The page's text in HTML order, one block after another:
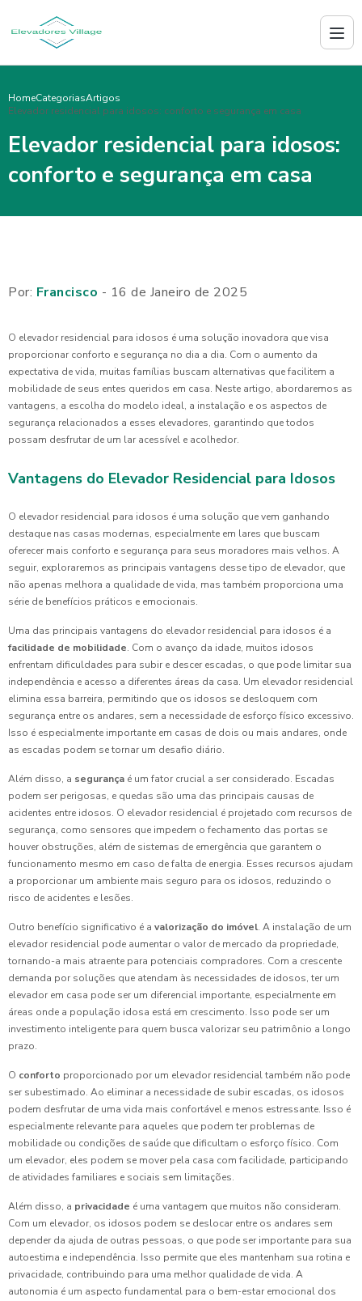
HomeCategoriasArtigos
Elevador residencial para idosos: conforto e segurança em casa
Elevador residencial para idosos:
conforto e segurança em casa
Por: Francisco - 16 de Janeiro de 2025
O elevador residencial para idosos é uma solução inovadora que visa
proporcionar conforto e segurança no dia a dia. Com o aumento da
expectativa de vida, muitas famílias buscam alternativas que facilitem a
mobilidade de seus entes queridos em casa. Neste artigo, abordaremos as
vantagens, a escolha do modelo ideal, a instalação e os aspectos de
segurança relacionados a esses elevadores, garantindo que todos
possam desfrutar de um lar acessível e acolhedor.
Vantagens do Elevador Residencial para Idosos
O elevador residencial para idosos é uma solução que vem ganhando
destaque nas casas modernas, especialmente em lares que buscam
oferecer mais conforto e segurança para seus moradores mais velhos. A
seguir, exploraremos as principais vantagens desse tipo de elevador, que
não apenas melhora a qualidade de vida, mas também proporciona uma
série de benefícios práticos e emocionais.
Uma das principais vantagens do elevador residencial para idosos é a
facilidade de mobilidade. Com o avanço da idade, muitos idosos
enfrentam dificuldades para subir e descer escadas, o que pode limitar sua
independência e acesso a diferentes áreas da casa. Um elevador residencial
elimina essa barreira, permitindo que os idosos se desloquem com
segurança entre os andares, sem a necessidade de esforço físico excessivo.
Isso é especialmente importante em casas de dois ou mais andares, onde
as escadas podem se tornar um desafio diário.
Além disso, a segurança é um fator crucial a ser considerado. Escadas
podem ser perigosas, e quedas são uma das principais causas de
acidentes entre idosos. O elevador residencial é projetado com recursos de
segurança, como sensores que impedem o fechamento das portas se
houver obstruções, além de sistemas de emergência que garantem o
funcionamento mesmo em caso de falta de energia. Esses recursos ajudam
a proporcionar um ambiente mais seguro para os idosos, reduzindo o
risco de acidentes e lesões.
Outro benefício significativo é a valorização do imóvel. A instalação de um
elevador residencial pode aumentar o valor de mercado da propriedade,
tornando-a mais atraente para potenciais compradores. Com a crescente
demanda por soluções que atendam às necessidades de idosos, ter um
elevador em casa pode ser um diferencial importante, especialmente em
áreas onde a população idosa está em crescimento. Isso pode ser um
investimento inteligente para quem busca valorizar seu patrimônio a longo
prazo.
O conforto proporcionado por um elevador residencial também não pode
ser subestimado. Ao eliminar a necessidade de subir escadas, os idosos
podem desfrutar de uma vida mais confortável e menos estressante. Isso é
especialmente relevante para aqueles que podem ter problemas de
mobilidade ou condições de saúde que dificultam o esforço físico. Com
um elevador, eles podem se mover pela casa com facilidade, participando
de atividades familiares e sociais sem limitações.
Além disso, a privacidade é uma vantagem que muitos não consideram.
Com um elevador, os idosos podem se deslocar entre os andares sem
depender da ajuda de outras pessoas, o que pode ser importante para sua
autoestima e independência. Isso permite que eles mantenham sua rotina e
privacidade, contribuindo para uma melhor qualidade de vida. A
autonomia é um aspecto fundamental para o bem-estar emocional dos